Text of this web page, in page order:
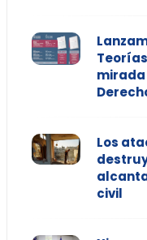
mirada
Los
civil